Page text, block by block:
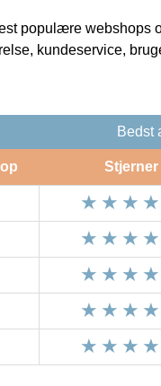
populære webshops
kundeservice,
Bedst
Stjerner